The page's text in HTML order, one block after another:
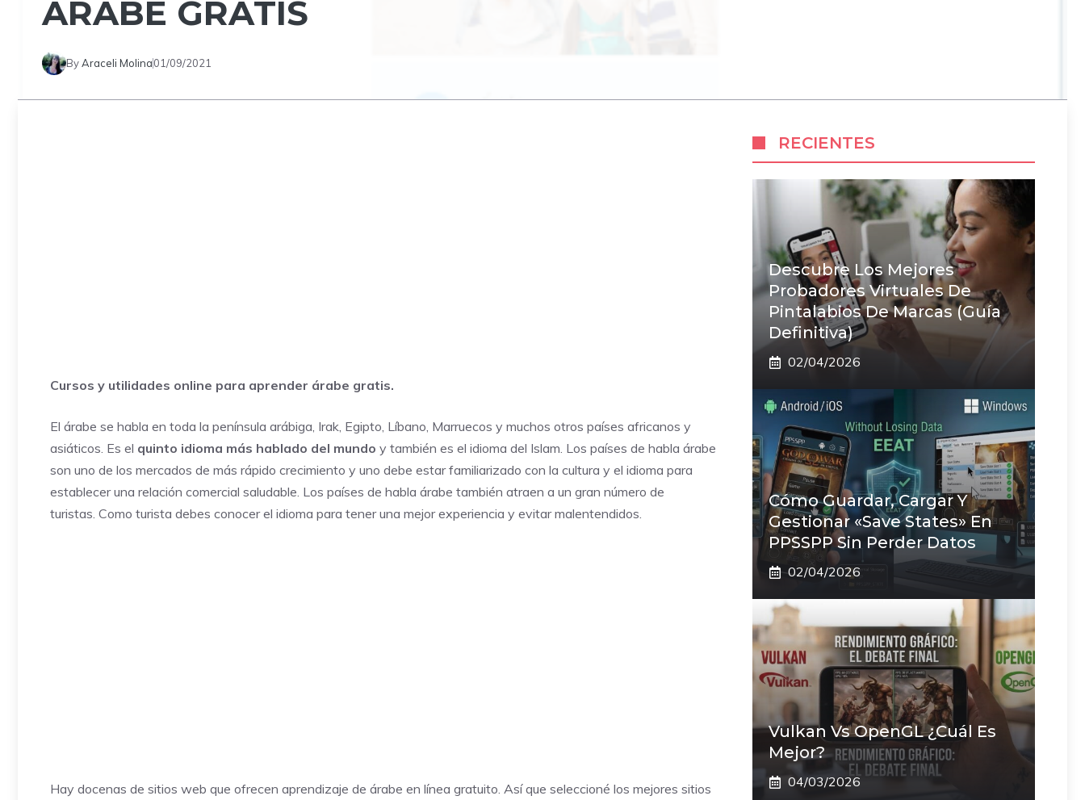
ÁRABE GRATIS
ByAraceli Molina01/09/2021
Cursos y utilidades online para aprender árabe gratis.
El árabe se habla en toda la península arábiga, Irak, Egipto, Líbano, Marruecos y muchos otros países africanos y
asiáticos. Es el quinto idioma más hablado del mundo y también es el idioma del Islam. Los países de habla árabe
son uno de los mercados de más rápido crecimiento y uno debe estar familiarizado con la cultura y el idioma para
establecer una relación comercial saludable. Los países de habla árabe también atraen a un gran número de
turistas. Como turista debes conocer el idioma para tener una mejor experiencia y evitar malentendidos.
Hay docenas de sitios web que ofrecen aprendizaje de árabe en línea gratuito. Así que seleccioné los mejores sitios
RECIENTES
Descubre Los Mejores
Probadores Virtuales De
Pintalabios De Marcas (Guía
Definitiva)
02/04/2026
Cómo Guardar, Cargar Y
Gestionar «Save States» En
PPSSPP Sin Perder Datos
02/04/2026
Vulkan Vs OpenGL ¿Cuál Es
Mejor?
04/03/2026